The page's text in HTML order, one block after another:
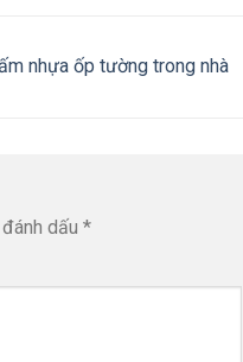
nhựa ốp tường trong nhà
dấu *